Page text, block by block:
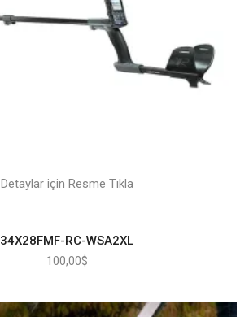
Detaylar için Resme Tıkla
34X28FMF-RC-WSA2XL
100,00$